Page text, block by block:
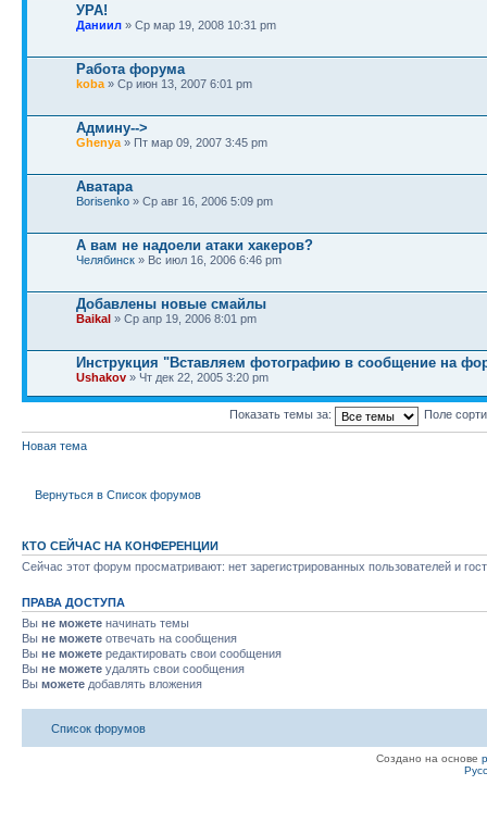
УРА!
Даниил » Ср мар 19, 2008 10:31 pm
Работа форума
koba » Ср июн 13, 2007 6:01 pm
Админу-->
Ghenya » Пт мар 09, 2007 3:45 pm
Аватара
Borisenko » Ср авг 16, 2006 5:09 pm
А вам не надоели атаки хакеров?
Челябинск » Вс июл 16, 2006 6:46 pm
Добавлены новые смайлы
Baikal » Ср апр 19, 2006 8:01 pm
Инструкция "Вставляем фотографию в сообщение на
Ushakov » Чт дек 22, 2005 3:20 pm
Показать темы за: Поле
Новая тема
Вернуться в Список форумов
КТО СЕЙЧАС НА КОНФЕРЕНЦИИ
Сейчас этот форум просматривают: нет зарегистрированных пользователей и
ПРАВА ДОСТУПА
Вы не можете начинать темы
Вы не можете отвечать на сообщения
Вы не можете редактировать свои сообщения
Вы не можете удалять свои сообщения
Вы можете добавлять вложения
Список форумов
Создано на основе